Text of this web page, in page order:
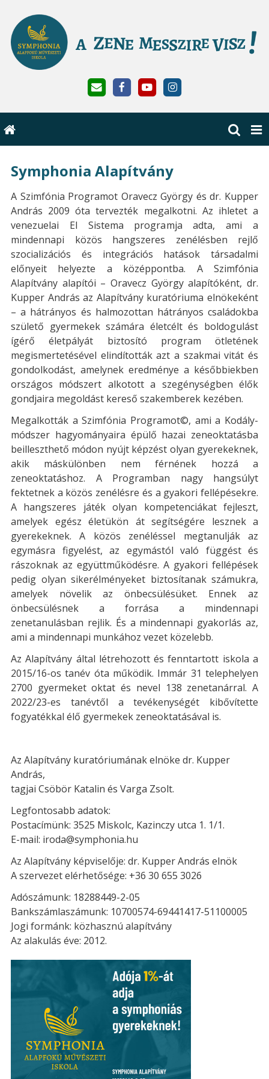
Symphonia Alapítvány
A Szimfónia Programot Oravecz György és dr. Kupper
András 2009 óta tervezték megalkotni. Az ihletet a
venezuelai El Sistema programja adta, ami a
mindennapi közös hangszeres zenélésben rejlő
szocializációs és integrációs hatások társadalmi
előnyeit helyezte a középpontba. A Szimfónia
Alapítvány alapítói – Oravecz György alapítóként, dr.
Kupper András az Alapítvány kuratóriuma elnökeként
– a hátrányos és halmozottan hátrányos családokba
születő gyermekek számára életcélt és boldogulást
ígérő életpályát biztosító program ötletének
megismertetésével elindították azt a szakmai vitát és
gondolkodást, amelynek eredménye a későbbiekben
országos módszert alkotott a szegénységben élők
gondjaira megoldást kereső szakemberek kezében.
Megalkották a Szimfónia Programot©, ami a Kodály-
módszer hagyományaira épülő hazai zeneoktatásba
beilleszthető módon nyújt képzést olyan gyerekeknek,
akik máskülönben nem férnének hozzá a
zeneoktatáshoz. A Programban nagy hangsúlyt
fektetnek a közös zenélésre és a gyakori fellépésekre.
A hangszeres játék olyan kompetenciákat fejleszt,
amelyek egész életükön át segítségére lesznek a
gyerekeknek. A közös zenéléssel megtanulják az
egymásra figyelést, az egymástól való függést és
rászoknak az együttműködésre. A gyakori fellépések
pedig olyan sikerélményeket biztosítanak számukra,
amelyek növelik az önbecsülésüket. Ennek az
önbecsülésnek a forrása a mindennapi
zenetanulásban rejlik. És a mindennapi gyakorlás az,
ami a mindennapi munkához vezet közelebb.
Az Alapítvány által létrehozott és fenntartott iskola a
2015/16-os tanév óta működik. Immár 31 telephelyen
2700 gyermeket oktat és nevel 138 zenetanárral. A
2022/23-es tanévtől a tevékenységét kibővítette
fogyatékkal élő gyermekek zeneoktatásával is.
Az Alapítvány kuratóriumának elnöke dr. Kupper
András,
tagjai Csöbör Katalin és Varga Zsolt.
Legfontosabb adatok:
Postacímünk: 3525 Miskolc, Kazinczy utca 1. 1/1.
E-mail: iroda@symphonia.hu
Az Alapítvány képviselője: dr. Kupper András elnök
A szervezet elérhetősége: +36 30 655 3026
Adószámunk: 18288449-2-05
Bankszámlaszámunk: 10700574-69441417-51100005
Jogi formánk: közhasznú alapítvány
Az alakulás éve: 2012.